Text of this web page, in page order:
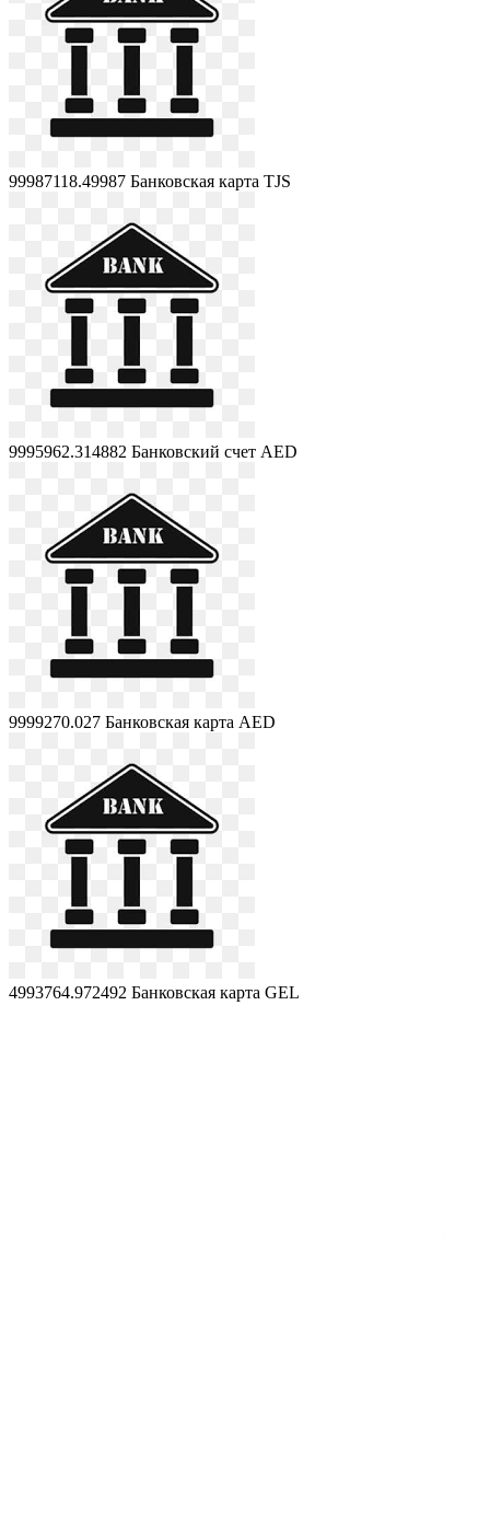
99987118.49987 Банковская карта TJS
9995962.314882 Банковский счет AED
9999270.027 Банковская карта AED
4993764.972492 Банковская карта GEL